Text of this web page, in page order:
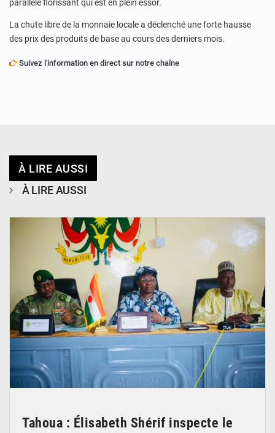
parallèle florissant qui est en plein essor.
La chute libre de la monnaie locale a déclenché une forte hausse
des prix des produits de base au cours des derniers mois.
Suivez l'information en direct sur notre chaîne
À LIRE AUSSI
À LIRE AUSSI
Tahoua : Élisabeth Shérif inspecte le